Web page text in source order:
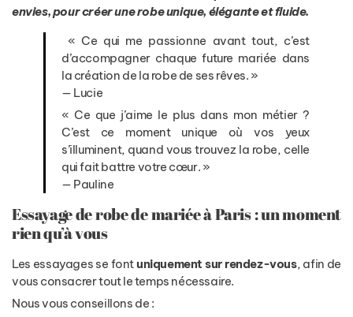
envies, pour créer une robe unique, élégante et fluide.
« Ce qui me passionne avant tout, c’est
d’accompagner chaque future mariée dans
la création de la robe de ses rêves. »
— Lucie
« Ce que j’aime le plus dans mon métier ?
C’est ce moment unique où vos yeux
s’illuminent, quand vous trouvez la robe, celle
qui fait battre votre cœur. »
— Pauline
Essayage de robe de mariée à Paris : un moment
rien qu’à vous
Les essayages se fontuniquement sur rendez-vous, afin de
vous consacrer tout le temps nécessaire.
Nous vous conseillons de :